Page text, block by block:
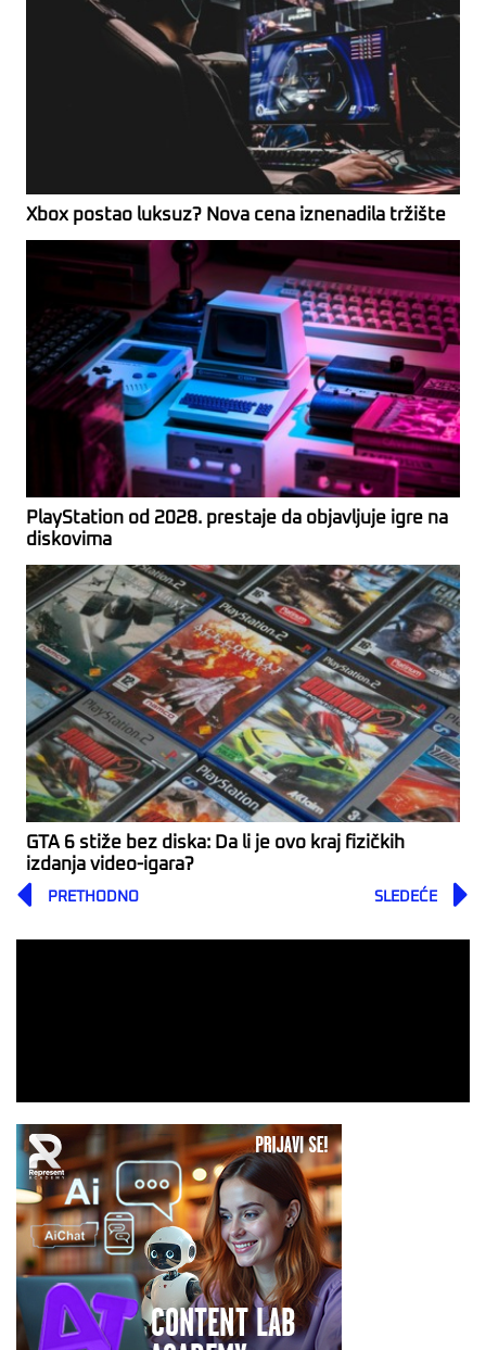
Xbox postao luksuz? Nova cena iznenadila tržište
PlayStation od 2028. prestaje da objavljuje igre na
diskovima
GTA 6 stiže bez diska: Da li je ovo kraj fizičkih
izdanja video-igara?
Prev
PRETHODNO SLEDEĆE